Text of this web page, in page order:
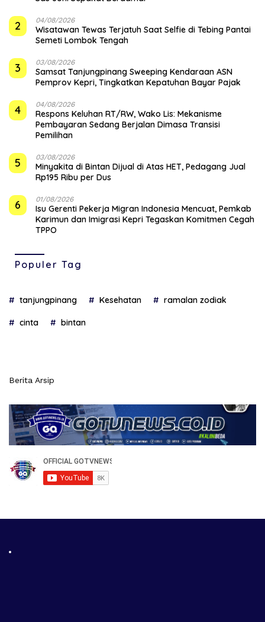
2 04/08/2026
Wisatawan Tewas Terjatuh Saat Selfie di Tebing Pantai
Semeti Lombok Tengah
3 03/08/2026
Samsat Tanjungpinang Sweeping Kendaraan ASN
Pemprov Kepri, Tingkatkan Kepatuhan Bayar Pajak
4 04/08/2026
‎Respons Keluhan RT/RW, Wako Lis: Mekanisme
Pembayaran Sedang Berjalan Dimasa Transisi
Pemilihan
5 03/08/2026
Minyakita di Bintan Dijual di Atas HET, Pedagang Jual
Rp195 Ribu per Dus
6 01/08/2026
Isu Gerenti Pekerja Migran Indonesia Mencuat, Pemkab
Karimun dan Imigrasi Kepri Tegaskan Komitmen Cegah
TPPO
Populer Tag
tanjungpinang Kesehatan ramalan zodiak
cinta bintan
Berita Arsip